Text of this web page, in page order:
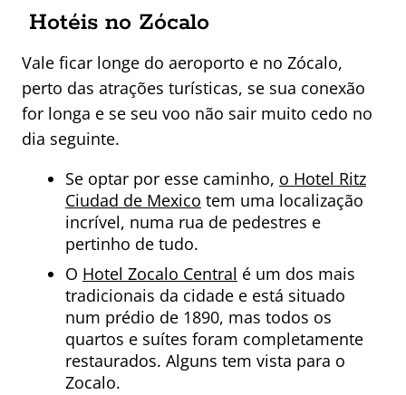
Hotéis no Zócalo
Vale ficar longe do aeroporto e no Zócalo,
perto das atrações turísticas, se sua conexão
for longa e se seu voo não sair muito cedo no
dia seguinte.
Se optar por esse caminho, o Hotel Ritz
Ciudad de Mexico tem uma localização
incrível, numa rua de pedestres e
pertinho de tudo.
O Hotel Zocalo Central é um dos mais
tradicionais da cidade e está situado
num prédio de 1890, mas todos os
quartos e suítes foram completamente
restaurados. Alguns tem vista para o
Zocalo.